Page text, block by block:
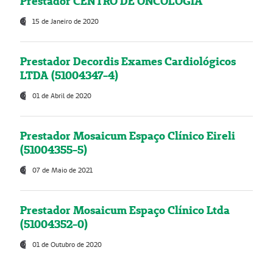
15 de Janeiro de 2020
Prestador Decordis Exames Cardiológicos
LTDA (51004347-4)
01 de Abril de 2020
Prestador Mosaicum Espaço Clínico Eireli
(51004355-5)
07 de Maio de 2021
Prestador Mosaicum Espaço Clínico Ltda
(51004352-0)
01 de Outubro de 2020